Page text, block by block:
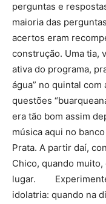
perguntas e
maioria das
acertos eram
construção. Uma tia,
ativa do programa,
água” no quintal
questões
era tão bom assim
música aqui no
Prata. A partir daí,
Chico, quando
lugar. Experimentei
idolatria: quando na